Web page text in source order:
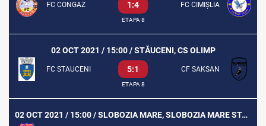
FC CONGAZ 1:4 FC CIMIȘLIA
ETAPA 8
02 OCT 2021 / 15:00 / STĂUCENI, CS OLIMP
FC STAUCENI 5:1 CF SAKSAN
ETAPA 8
02 OCT 2021 / 15:00 / SLOBOZIA MARE, SLOBOZIA MARE STADION SĂTESC